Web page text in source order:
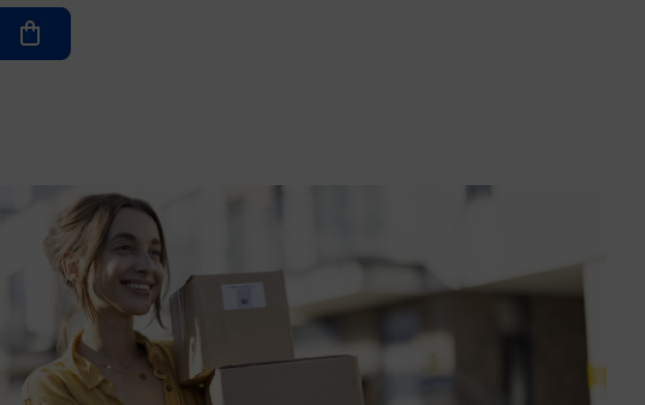
Ajouter au panier